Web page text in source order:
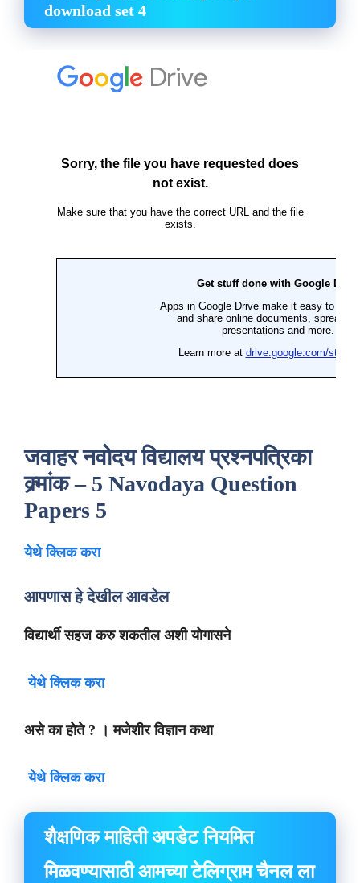
download set 4
जवाहर नवोदय विद्यालय प्रश्नपत्रिका
क्र्मांक – 5 Navodaya Question
Papers 5
येथे क्लिक करा
आपणास हे देखील आवडेल
विद्यार्थी सहज करु शकतील अशी योगासने
येथे क्लिक करा
असे का होते ? । मजेशीर विज्ञान कथा
येथे क्लिक करा
शैक्षणिक माहिती अपडेट नियमित
मिळवण्यासाठी आमच्या टेलिग्राम चैनल ला